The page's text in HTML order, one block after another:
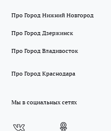
Про Город Нижний Новгород
Про Город Дзержинск
Про Город Владивосток
Про Город Краснодара
Мы в социальных сетях